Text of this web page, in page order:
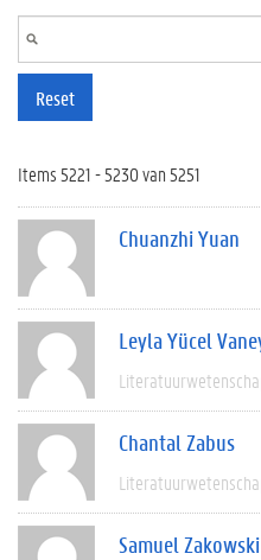
Reset
Items 5221 - 5230 van 5251
Chuanzhi Yuan
Leyla Yücel
Chantal Zabus
Samuel Zakowski